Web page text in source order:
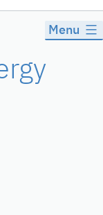
Menu